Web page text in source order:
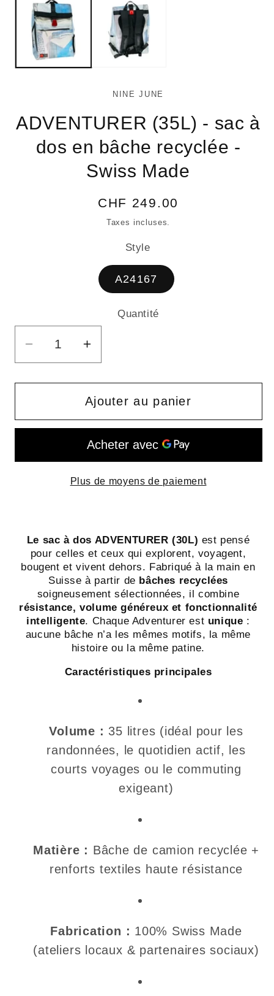
fenêtre
modale
NINE JUNE
ADVENTURER (35L) - sac à
dos en bâche recyclée -
Swiss Made
Prix
habituel
CHF 249.00
Taxes incluses.
Style
A24167
Quantité
Quantité
Réduire
la
quantité
ADVENTURER
sac
bâche
recyclée
-
Swiss
Made
Augmenter
la
quantité
de
ADVENTURER
-
sac
à
bâche
recyclée
-
Swiss
Made
Ajouter au panier
Plus de moyens de paiement
Le sac à dos ADVENTURER (30L) est pensé
pour celles et ceux qui explorent, voyagent,
bougent et vivent dehors. Fabriqué à la main en
Suisse à partir de bâches recyclées
soigneusement sélectionnées, il combine
résistance, volume généreux et fonctionnalité
intelligente. Chaque Adventurer est unique :
aucune bâche n’a les mêmes motifs, la même
histoire ou la même patine.
Caractéristiques principales
Volume : 35 litres (idéal pour les
randonnées, le quotidien actif, les
courts voyages ou le commuting
exigeant)
Matière : Bâche de camion recyclée +
renforts textiles haute résistance
Fabrication : 100% Swiss Made
(ateliers locaux & partenaires sociaux)